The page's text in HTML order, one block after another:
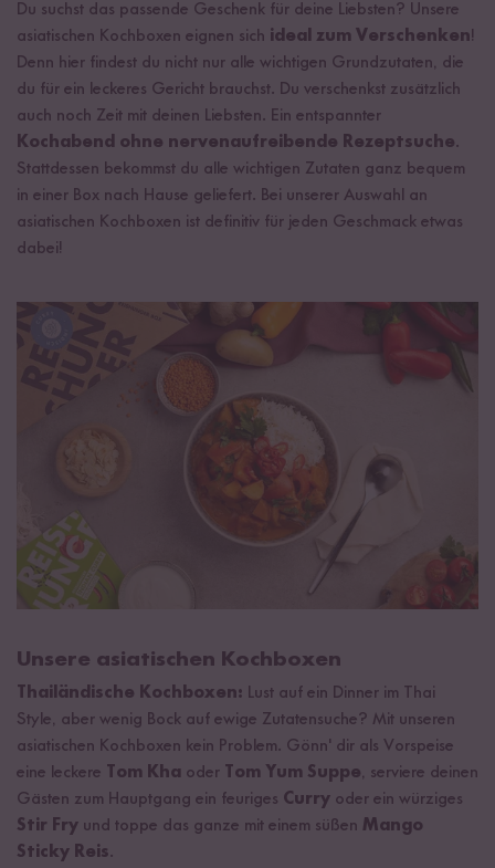
Du suchst das passende Geschenk für deine Liebsten? Unsere
asiatischen Kochboxen eignen sich ideal zum Verschenken!
Denn hier findest du nicht nur alle wichtigen Grundzutaten, die
du für ein leckeres Gericht brauchst. Du verschenkst zusätzlich
auch noch Zeit mit deinen Liebsten. Ein entspannter
Kochabend ohne nervenaufreibende Rezeptsuche.
Stattdessen bekommst du alle wichtigen Zutaten ganz bequem
in einer Box nach Hause geliefert. Bei unserer Auswahl an
asiatischen Kochboxen ist definitiv für jeden Geschmack etwas
dabei!
Unsere asiatischen Kochboxen
Thailändische Kochboxen: Lust auf ein Dinner im Thai
Style, aber wenig Bock auf ewige Zutatensuche? Mit unseren
asiatischen Kochboxen kein Problem. Gönn' dir als Vorspeise
eine leckere
Tom Kha oder Tom Yum Suppe, serviere deinen
Gästen zum Hauptgang ein feuriges Curry oder ein würziges
Stir Fry und toppe das ganze mit einem süßen Mango
Sticky Reis.